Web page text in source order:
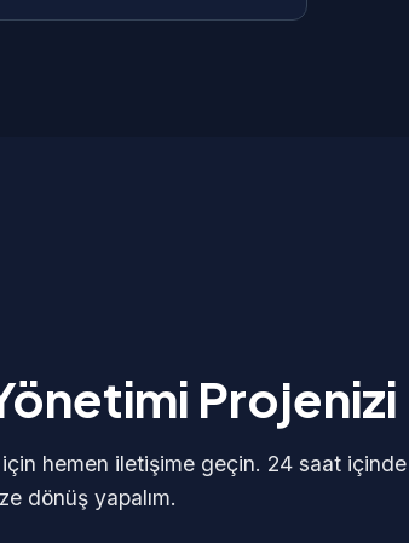
Projenizi
hemen iletişime geçin. 24 saat içinde
dönüş yapalım.